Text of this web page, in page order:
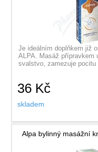
Je ideálním doplňkem již
ALPA. Masáž přípravkem
svalstvo, zamezuje pocitu
36 Kč
skladem
Alpa bylinný masážní